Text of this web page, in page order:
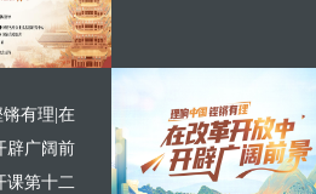
锵有理|在
辟广阔前
课第十二